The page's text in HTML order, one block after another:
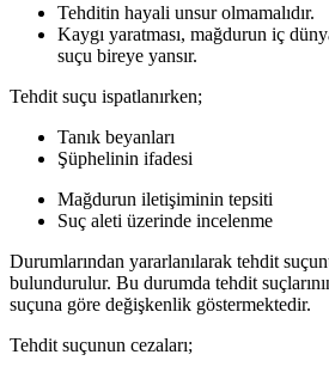
Tehditin hayali unsur olmamalıdır.
Kaygı yaratması, mağdurun iç
suçu bireye yansır.
Tehdit suçu ispatlanırken;
Tanık beyanları
Şüphelinin ifadesi
Mağdurun iletişiminin tepsiti
Suç aleti üzerinde incelenme
Durumlarından yararlanılarak tehdit
bulundurulur. Bu durumda tehdit
suçuna göre değişkenlik göstermektedir.
Tehdit suçunun cezaları;